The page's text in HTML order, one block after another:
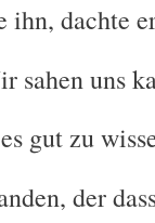
ihn, dachte
sahen uns
gut zu
der